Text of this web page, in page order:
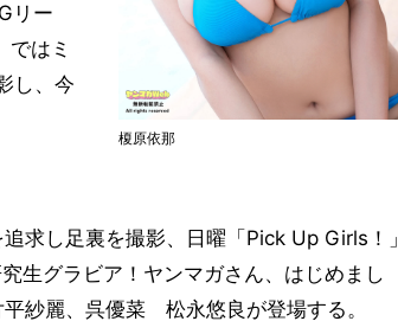
榎原依那
リー
ではミ
し、今
求し足裏を撮影、日曜「Pick Up Girls！」
究生グラビア！ヤンマガさん、はじめまし
紗麗、呉優菜 松永悠良が登場する。